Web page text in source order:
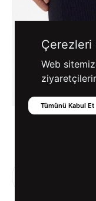
Çerezleri
Web
Tümünü Kabul Et